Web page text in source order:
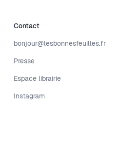
Contact
bonjour@lesbonnesfeuilles.fr
Presse
Espace librairie
Instagram